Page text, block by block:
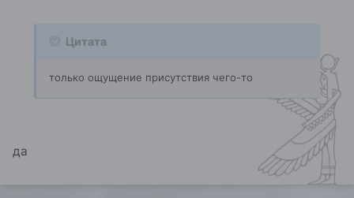
Цитата
только ощущение присутствия чего-то
да